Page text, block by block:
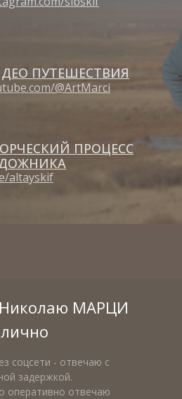
@ArtMarci
ПУТЕШЕСТВИЯ
altayskif
ПРОЦЕСС
МАРЦИ
лично
соцсети - отвечаю с
задержкой.
оперативно отвечаю